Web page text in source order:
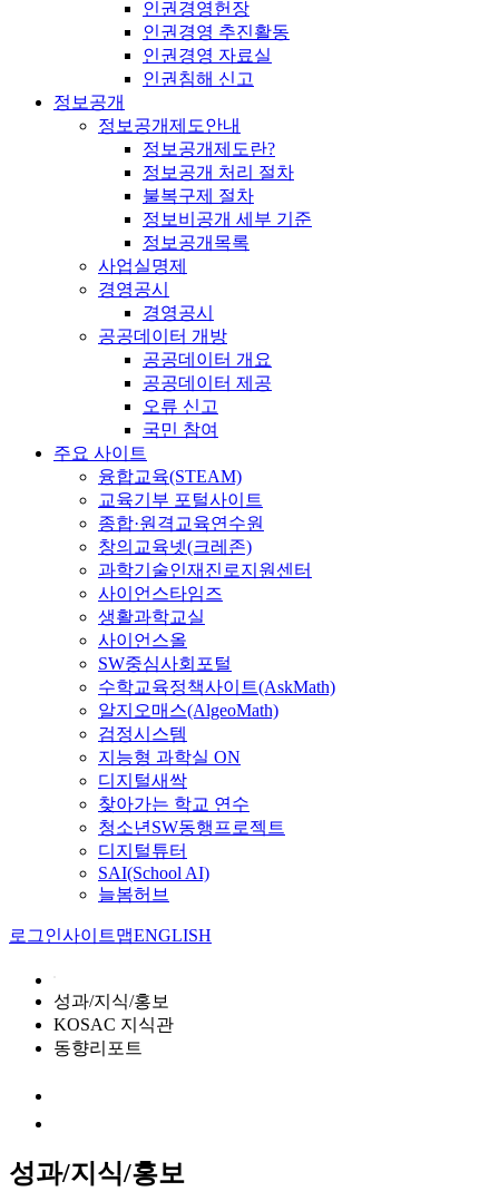
인권경영헌장
인권경영 추진활동
인권경영 자료실
인권침해 신고
정보공개
정보공개제도안내
정보공개제도란?
정보공개 처리 절차
불복구제 절차
정보비공개 세부 기준
정보공개목록
사업실명제
경영공시
경영공시
공공데이터 개방
공공데이터 개요
공공데이터 제공
오류 신고
국민 참여
주요 사이트
융합교육(STEAM)
교육기부 포털사이트
종합·원격교육연수원
창의교육넷(크레존)
과학기술인재진로지원센터
사이언스타임즈
생활과학교실
사이언스올
SW중심사회포털
수학교육정책사이트(AskMath)
알지오매스(AlgeoMath)
검정시스템
지능형 과학실 ON
디지털새싹
찾아가는 학교 연수
청소년SW동행프로젝트
디지털튜터
SAI(School AI)
늘봄허브
로그인사이트맵ENGLISH
성과/지식/홍보
KOSAC 지식관
동향리포트
성과/지식/홍보